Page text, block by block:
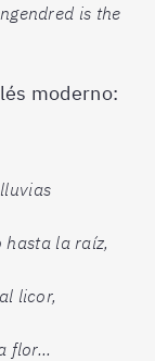
is the
moderno:
hasta la raíz,
licor,
flor...